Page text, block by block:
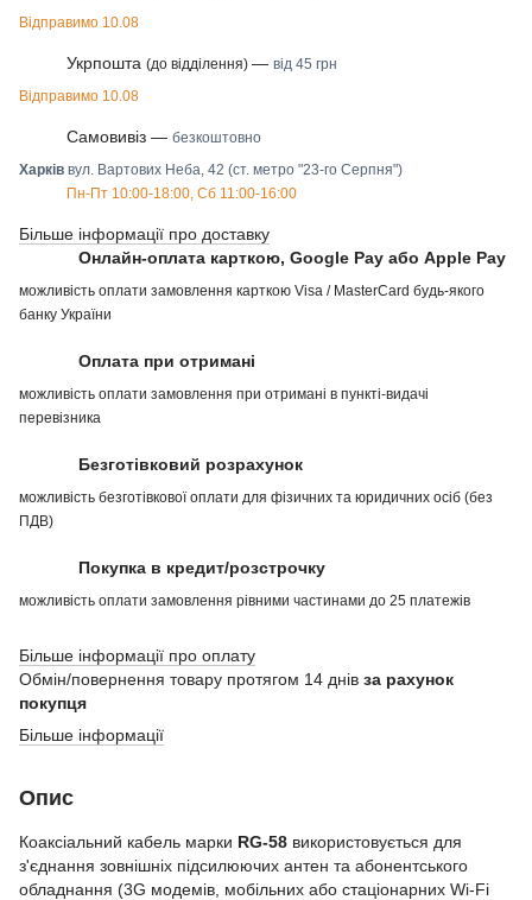
Відправимо 10.08
Укрпошта (до відділення) — від 45 грн
Відправимо 10.08
Самовивіз — безкоштовно
Харків вул. Вартових Неба, 42 (ст. метро "23-го Серпня")
Пн-Пт 10:00-18:00, Сб 11:00-16:00
Більше інформації про доставку
Онлайн-оплата карткою, Google Pay або Apple Pay
можливість оплати замовлення карткою Visa / MasterCard будь-якого
банку України
Оплата при отримані
можливість оплати замовлення при отримані в пункті-видачі
перевізника
Безготівковий розрахунок
можливість безготівкової оплати для фізичних та юридичних осіб (без
ПДВ)
Покупка в кредит/розстрочку
можливість оплати замовлення рівними частинами до 25 платежів
Більше інформації про оплату
Обмін/повернення товару протягом 14 днів за рахунок
покупця
Більше інформації
Опис
Коаксіальний кабель марки RG-58 використовується для
з'єднання зовнішніх підсилюючих антен та абонентського
обладнання (3G модемів, мобільних або стаціонарних Wi-Fi